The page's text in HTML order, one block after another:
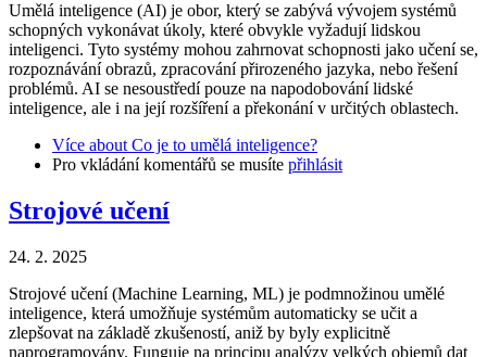
Umělá inteligence (AI) je obor, který se zabývá vývojem systémů
schopných vykonávat úkoly, které obvykle vyžadují lidskou
inteligenci. Tyto systémy mohou zahrnovat schopnosti jako učení se,
rozpoznávání obrazů, zpracování přirozeného jazyka, nebo řešení
problémů. AI se nesoustředí pouze na napodobování lidské
inteligence, ale i na její rozšíření a překonání v určitých oblastech.
Více about Co je to umělá inteligence?
Pro vkládání komentářů se musíte přihlásit
Strojové učení
24. 2. 2025
Strojové učení (Machine Learning, ML) je podmnožinou umělé
inteligence, která umožňuje systémům automaticky se učit a
zlepšovat na základě zkušeností, aniž by byly explicitně
naprogramovány. Funguje na principu analýzy velkých objemů dat